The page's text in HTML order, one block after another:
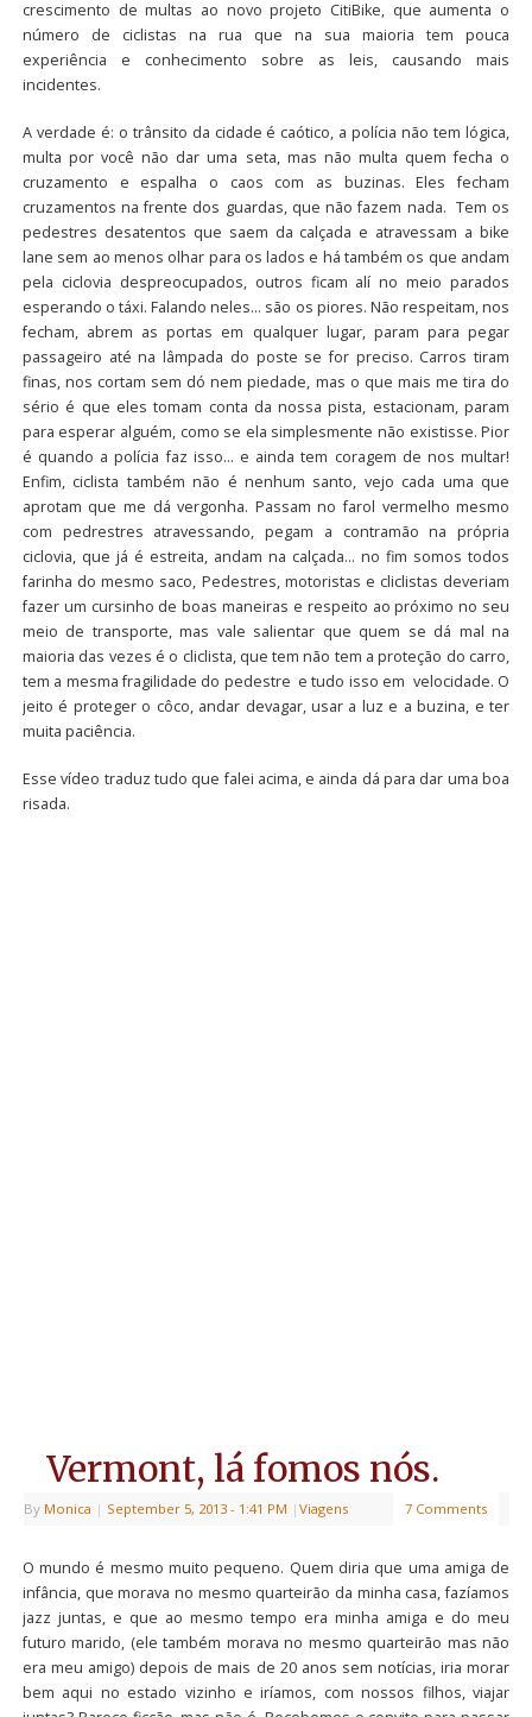
crescimento de multas ao novo projeto CitiBike, que aumenta o
número de ciclistas na rua que na sua maioria tem pouca
experiência e conhecimento sobre as leis, causando mais
incidentes.
A verdade é: o trânsito da cidade é caótico, a polícia não tem lógica,
multa por você não dar uma seta, mas não multa quem fecha o
cruzamento e espalha o caos com as buzinas. Eles fecham
cruzamentos na frente dos guardas, que não fazem nada. Tem os
pedestres desatentos que saem da calçada e atravessam a bike
lane sem ao menos olhar para os lados e há também os que andam
pela ciclovia despreocupados, outros ficam alí no meio parados
esperando o táxi. Falando neles… são os piores. Não respeitam, nos
fecham, abrem as portas em qualquer lugar, param para pegar
passageiro até na lâmpada do poste se for preciso. Carros tiram
finas, nos cortam sem dó nem piedade, mas o que mais me tira do
sério é que eles tomam conta da nossa pista, estacionam, param
para esperar alguém, como se ela simplesmente não existisse. Pior
é quando a polícia faz isso… e ainda tem coragem de nos multar!
Enfim, ciclista também não é nenhum santo, vejo cada uma que
aprotam que me dá vergonha. Passam no farol vermelho mesmo
com pedrestres atravessando, pegam a contramão na própria
ciclovia, que já é estreita, andam na calçada… no fim somos todos
farinha do mesmo saco, Pedestres, motoristas e cliclistas deveriam
fazer um cursinho de boas maneiras e respeito ao próximo no seu
meio de transporte, mas vale salientar que quem se dá mal na
maioria das vezes é o cliclista, que tem não tem a proteção do carro,
tem a mesma fragilidade do pedestre e tudo isso em velocidade. O
jeito é proteger o côco, andar devagar, usar a luz e a buzina, e ter
muita paciência.
Esse vídeo traduz tudo que falei acima, e ainda dá para dar uma boa
risada.
Vermont, lá fomos nós.
By Monica | September 5, 2013 - 1:41 PM | Viagens 7 Comments
O mundo é mesmo muito pequeno. Quem diria que uma amiga de
infância, que morava no mesmo quarteirão da minha casa, fazíamos
jazz juntas, e que ao mesmo tempo era minha amiga e do meu
futuro marido, (ele também morava no mesmo quarteirão mas não
era meu amigo) depois de mais de 20 anos sem notícias, iria morar
bem aqui no estado vizinho e iríamos, com nossos filhos, viajar